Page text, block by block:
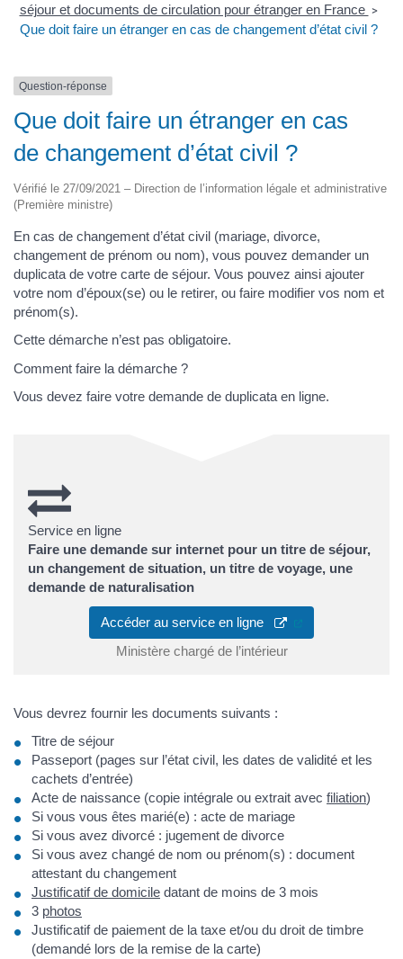
séjour et documents de circulation pour étranger en France >
Que doit faire un étranger en cas de changement d’état civil ?
Question-réponse
Que doit faire un étranger en cas
de changement d’état civil ?
Vérifié le 27/09/2021 – Direction de l’information légale et administrative
(Première ministre)
En cas de changement d’état civil (mariage, divorce,
changement de prénom ou nom), vous pouvez demander un
duplicata de votre carte de séjour. Vous pouvez ainsi ajouter
votre nom d’époux(se) ou le retirer, ou faire modifier vos nom et
prénom(s).
Cette démarche n’est pas obligatoire.
Comment faire la démarche ?
Vous devez faire votre demande de duplicata en ligne.
Service en ligne
Faire une demande sur internet pour un titre de séjour,
un changement de situation, un titre de voyage, une
demande de naturalisation
Accéder au service en ligne
(ouverture dans
Ministère chargé de l’intérieur
Vous devrez fournir les documents suivants :
Titre de séjour
Passeport (pages sur l’état civil, les dates de validité et les
cachets d’entrée)
Acte de naissance (copie intégrale ou extrait avec filiation)
Si vous vous êtes marié(e) : acte de mariage
Si vous avez divorcé : jugement de divorce
Si vous avez changé de nom ou prénom(s) : document
attestant du changement
Justificatif de domicile datant de moins de 3 mois
3 photos
Justificatif de paiement de la taxe et/ou du droit de timbre
(demandé lors de la remise de la carte)